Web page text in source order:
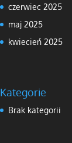
czerwiec 2025
maj 2025
kwiecień 2025
Kategorie
Brak kategorii